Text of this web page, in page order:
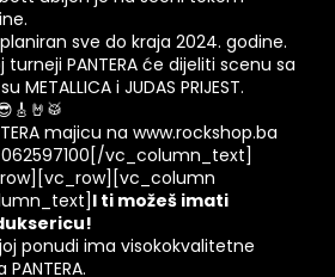
sve do kraja 2024. godine.
PANTERA će dijeliti scenu sa
i JUDAS PRIJEST.
majicu na www.rockshop.ba
vc_column_text]
I ti možeš imati
ponudi ima visokokvalitetne
PANTERA.